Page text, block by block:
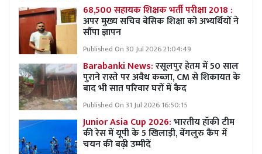
68,500 सहायक शिक्षक भर्ती परीक्षा 2018 :
अपर मुख्य सचिव बेसिक शिक्षा को अभ्यर्थियों ने
सौंपा ज्ञापन
Published On 30 Jul 2026 21:04:49
Barabanki News:रसूलपुर हेतम में 50 साल
पुराने रास्ते पर अवैध कब्ज़ा, CM से शिकायत के
बाद भी सात परिवार घरों में कैद
Published On 31 Jul 2026 16:50:15
Junior Asia Cup 2026:भारतीय हॉकी टीम
की रेस में यूपी के 5 खिलाड़ी, बेंगलुरु कैंप में
चयन की बढ़ी उम्मीदें